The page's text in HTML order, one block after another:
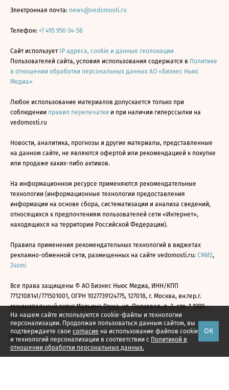
На нашем сайте используются cookie-файлы и технологии
персонализации. Продолжая пользоваться данным сайтом, вы
подтверждаете свое согласие на использование файлов cookie
и технологий персонализации в соответствии с Политикой в
отношении обработки персональных данных.
ОК
Электронная почта: news@vedomosti.ru
Телефон: +7 495 956-34-58
Сайт использует IP адреса, cookie и данные геолокации
Пользователей сайта, условия использования содержатся в Политике
в отношении обработки персональных данных АО «Бизнес Ньюс
Медиа»
Любое использование материалов допускается только при
соблюдении правил перепечатки и при наличии гиперссылки на
vedomosti.ru
Новости, аналитика, прогнозы и другие материалы, представленные
на данном сайте, не являются офертой или рекомендацией к покупке
или продаже каких-либо активов.
На информационном ресурсе применяются рекомендательные
технологии (информационные технологии предоставления
информации на основе сбора, систематизации и анализа сведений,
относящихся к предпочтениям пользователей сети «Интернет»,
находящихся на территории Российской Федерации).
Правила применения рекомендательных технологий в виджетах
рекламно-обменной сети, размещенных на сайте vedomosti.ru: СМИ2,
24smi
Все права защищены © АО Бизнес Ньюс Медиа, ИНН/КПП
7712108141/771501001, ОГРН 1027739124775, 127018, г. Москва, вн.тер.г.
муниципальный округ Марьина Роща, ул. Полковая, д. 3, стр. 1 1999—
2026